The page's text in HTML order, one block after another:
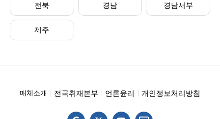
전북 경남 경남서부
제주
매체소개 전국취재본부 언론윤리 개인정보처리방침